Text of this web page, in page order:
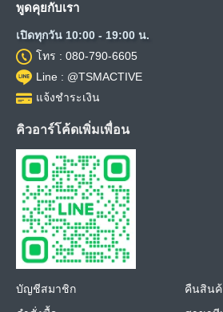
พูดคุยกับเรา
เปิดทุกวัน 10:00 - 19:00 น.
โทร : 080-790-6605
Line : @TSMACTIVE
แจ้งชำระเงิน
คิวอาร์โค้ดเพิ่มเพื่อน
บัญชีสมาชิก
คืนสินค้